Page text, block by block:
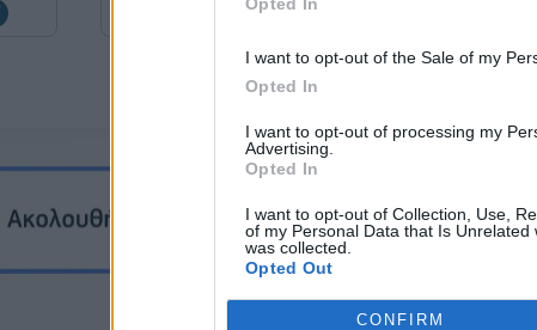
I want to opt-out of the Sale of my
Opted In
I want to opt-out of processing my
Advertising.
Opted In
I want to opt-out of Collection, Use,
of my Personal Data that Is
was collected.
Opted Out
CONFIRM